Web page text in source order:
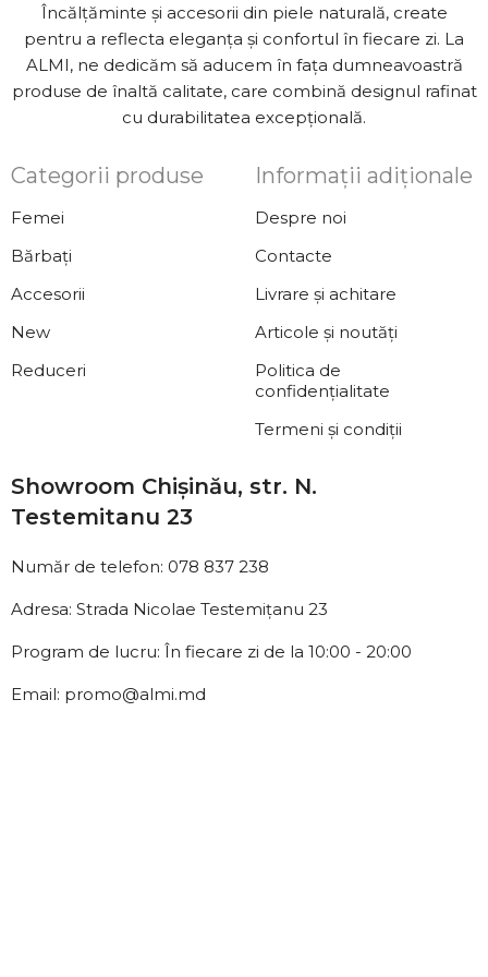
Încălțăminte și accesorii din piele naturală, create
pentru a reflecta eleganța și confortul în fiecare zi. La
ALMI, ne dedicăm să aducem în fața dumneavoastră
produse de înaltă calitate, care combină designul rafinat
cu durabilitatea excepțională.
Categorii produse
Femei
Bărbați
Accesorii
New
Reduceri
Informații adiționale
Despre noi
Contacte
Livrare și achitare
Articole și noutăți
Politica de
confidențialitate
Termeni și condiții
Showroom Chișinău, str. N.
Testemitanu 23
Număr de telefon: 078 837 238
Adresa: Strada Nicolae Testemițanu 23
Program de lucru: În fiecare zi de la 10:00 - 20:00
Email: promo@almi.md